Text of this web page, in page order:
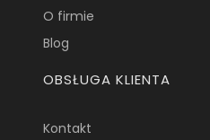
O firmie
Blog
OBSŁUGA KLIENTA
Kontakt